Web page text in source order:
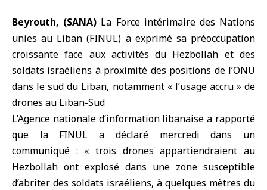
Beyrouth, (SANA) La Force intérimaire des Nations
unies au Liban (FINUL) a exprimé sa préoccupation
croissante face aux activités du Hezbollah et des
soldats israéliens à proximité des positions de l’ONU
dans le sud du Liban, notamment « l’usage accru » de
drones au Liban-Sud
L’Agence nationale d’information libanaise a rapporté
que la FINUL a déclaré mercredi dans un
communiqué : « trois drones appartiendraient au
Hezbollah ont explosé dans une zone susceptible
d’abriter des soldats israéliens, à quelques mètres du